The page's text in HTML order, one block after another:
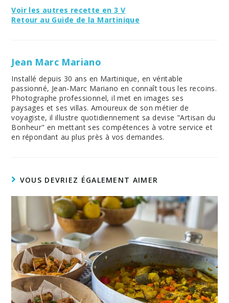
Voir les autres recette en 3 V
Retour au Guide de la Martinique
Jean Marc Mariano
Installé depuis 30 ans en Martinique, en véritable
passionné, Jean-Marc Mariano en connaît tous les recoins.
Photographe professionnel, il met en images ses
paysages et ses villas. Amoureux de son métier de
voyagiste, il illustre quotidiennement sa devise "Artisan du
Bonheur" en mettant ses compétences à votre service et
en répondant au plus près à vos demandes.
VOUS DEVRIEZ ÉGALEMENT AIMER